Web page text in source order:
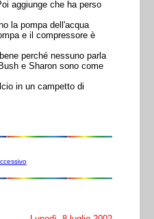
aggiunge che ha perso
la pompa dell'acqua
e il compressore è
perché nessuno parla
e Sharon sono come
in un campetto di